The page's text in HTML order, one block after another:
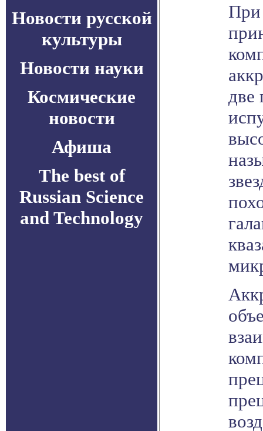
Новости русской
культуры
Новости науки
Космические
новости
Афиша
The best of
Russian Science
and Technology
При
две